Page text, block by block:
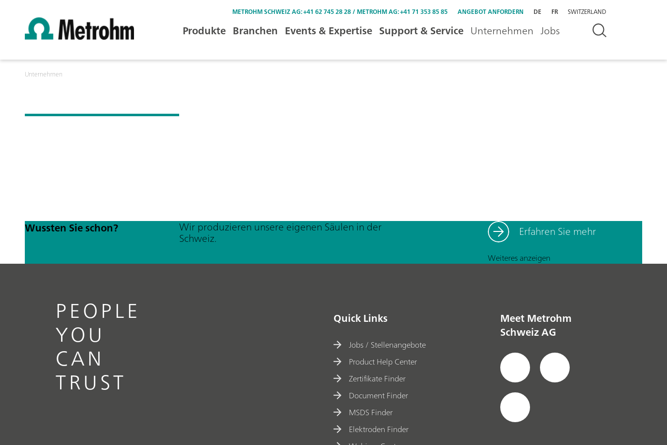
METROHM SCHWEIZ AG: +41 62 745 28 28 / METROHM AG: +41 71 353 85 85 ANGEBOT ANFORDERN DE FR SWITZERLAND
Produkte Branchen Events & Expertise Support & Service Unternehmen Jobs
Unternehmen
Wussten Sie schon? Wir produzieren unsere eigenen Säulen in der
Schweiz. Erfahren Sie mehr
Weiteres anzeigen
PEOPLE
YOU
CAN
TRUST
Quick Links
Jobs / Stellenangebote
Product Help Center
Zertifikate Finder
Document Finder
MSDS Finder
Elektroden Finder
Meet Metrohm
Schweiz AG